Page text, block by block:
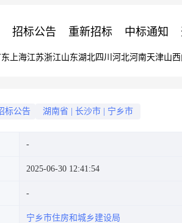
招标公告 重新招标 中标通知
上海江苏浙江山东湖北四川 河北河南天津山西
标公告 湖南省 长沙市 宁乡市
2025-06-30 12:41:54
宁乡市住房和城乡建设局